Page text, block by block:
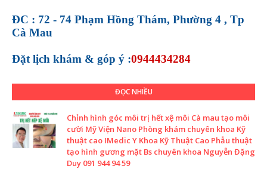
ĐC : 72 - 74 Phạm Hồng Thám, Phường 4 , Tp
Cà Mau
Đặt lịch khám & góp ý :0944434284
ĐỌC NHIỀU
Chỉnh hình góc môi trị hết xệ môi Cà mau tạo môi
cười Mỹ Viện Nano Phòng khám chuyên khoa Kỹ
thuật cao IMedic Y Khoa Kỹ Thuật Cao Phẫu thuật
tạo hình gương mặt Bs chuyên khoa Nguyễn Đặng
Duy 091 944 94 59